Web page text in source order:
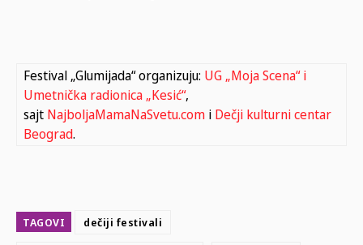
Festival „Glumijada“ organizuju: UG „Moja Scena“ i
Umetnička radionica „Kesić“,
sajt NajboljaMamaNaSvetu.com i Dečji kulturni centar
Beograd.
TAGOVI dečiji festivali